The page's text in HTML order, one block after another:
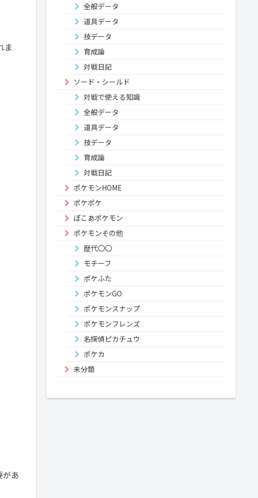
ま
あ
全般データ
道具データ
技データ
育成論
対戦日記
ソード・シールド
対戦で使える知識
全般データ
道具データ
技データ
育成論
対戦日記
ポケモンHOME
ポケポケ
ぽこあポケモン
ポケモンその他
歴代〇〇
モチーフ
ポケふた
ポケモンGO
ポケモンスナップ
ポケモンフレンズ
名探偵ピカチュウ
ポケカ
未分類